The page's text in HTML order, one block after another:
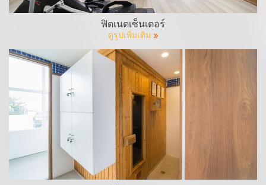
ฟิตเนตเซ็นเตอร์
ดูรูปเพิ่มเติม